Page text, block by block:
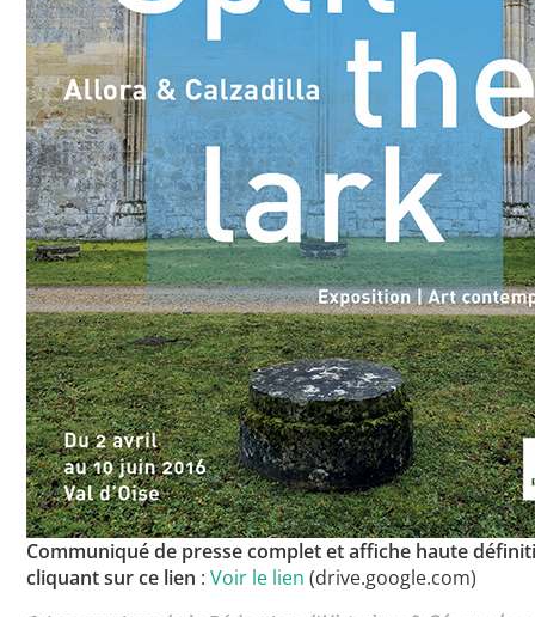
Communiqué de presse complet et affiche haute
cliquant sur ce lien :Voir le lien (drive.google.com)